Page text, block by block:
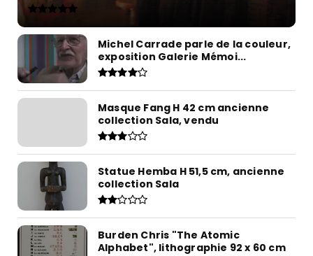
Michel Carrade parle de la couleur,
exposition Galerie Mémoi...
Masque Fang H 42 cm ancienne
collection Sala, vendu
Statue Hemba H 51,5 cm, ancienne
collection Sala
Burden Chris "The Atomic
Alphabet", lithographie 92 x 60 cm